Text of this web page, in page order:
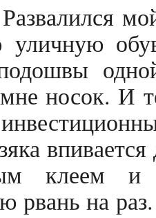
носок. И
клеем
рвань на